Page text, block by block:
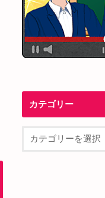
カテゴリー